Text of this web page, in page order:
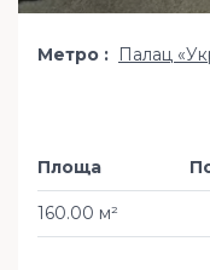
Метро Палац
Площа
160.00 м²